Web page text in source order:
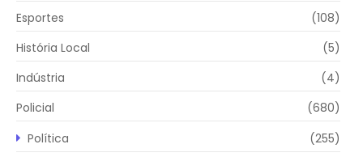
Esportes
(108)
História Local
(5)
Indústria
(4)
Policial
(680)
Política
(255)